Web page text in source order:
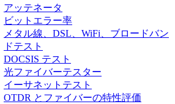
アッテネータ
ビットエラー率
メタル線、DSL、WiFi、ブロードバン
ドテスト
DOCSIS テスト
光ファイバーテスター
イーサネットテスト
OTDR とファイバーの特性評価